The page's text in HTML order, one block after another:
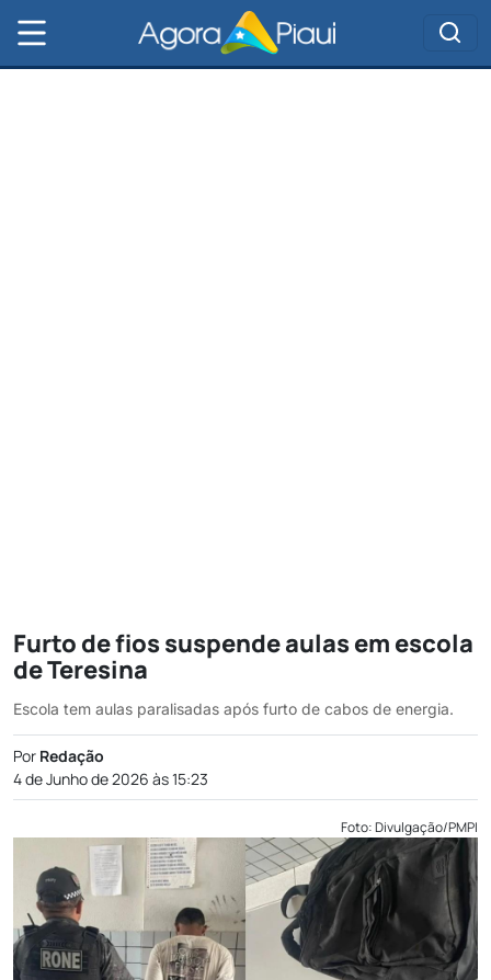
Furto de fios suspende aulas em escola
de Teresina
Escola tem aulas paralisadas após furto de cabos de energia.
Por Redação
4 de Junho de 2026 às 15:23
Foto: Divulgação/PMPI